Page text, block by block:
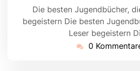
Die besten Jugendbücher,
begeistern Die besten
Leser begeistern
0